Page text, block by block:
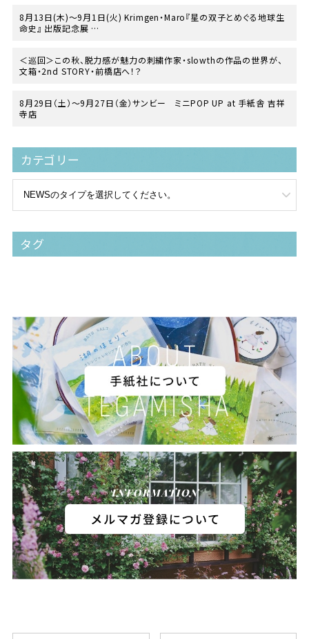
8月13日(木)〜9月1日(火) Krimgen・Maro『星の双子とめぐる地球生
命史』 出版記念展
＜巡回＞この秋、脱力感が魅力の刺繍作家・slowthの作品の世界が、
文箱・2nd STORY・前橋店へ！？
8月29日（土）〜9月27日（金）サンビー ミニPOP UP at 手紙舎 吉祥
寺店
カテゴリー
タグ